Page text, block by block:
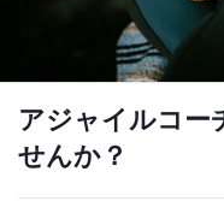
アジャイルコー
せんか？